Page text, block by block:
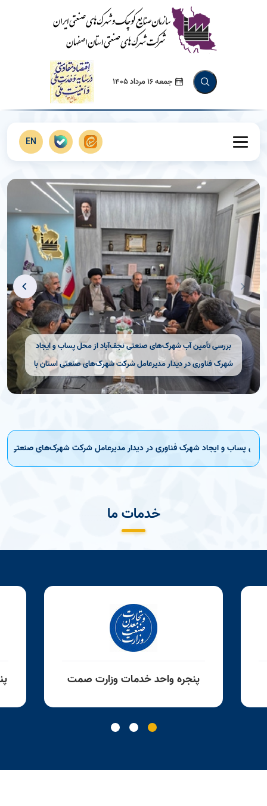
جمعه 16 مرداد 1405
EN
بررسی تأمین آب شهرک‌های صنعتی نجف‌آباد از محل پساب و ایجاد
شهرک فناوری در دیدار مدیرعامل شرکت شهرک‌های صنعتی استان با
نماینده مردم نجف آباد در مجلس شورای اسلامی
و ایجاد شهرک فناوری در دیدار مدیرعامل شرکت شهرک‌های صنعتی استان
خدمات ما
پنجره واحد خدمات وزارت صمت